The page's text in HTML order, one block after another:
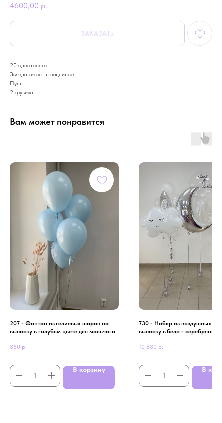
4600,00 р.
ЗАКАЗАТЬ
20 однотонных
Звезда гигант с надписью
Пупс
2 грузика
Вам может понравится
207 - Фонтан из гелиевых шаров на
выписку в голубом цвете для мальчика
850 р.
В корзину
730 - Набор из воздушных
выписку в бело - серебряном
10 880 р.
В